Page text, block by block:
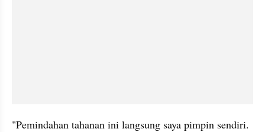
"Pemindahan tahanan ini langsung saya pimpin sendiri.